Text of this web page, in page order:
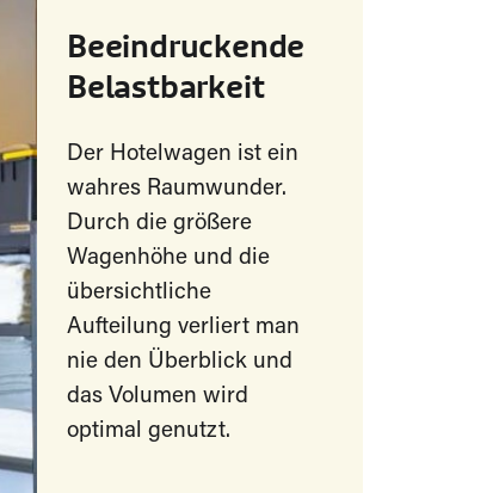
Beeindruckende
Belastbarkeit
Der Hotelwagen ist ein
wahres Raumwunder.
Durch die größere
Wagenhöhe und die
übersichtliche
Aufteilung verliert man
nie den Überblick und
das Volumen wird
optimal genutzt.